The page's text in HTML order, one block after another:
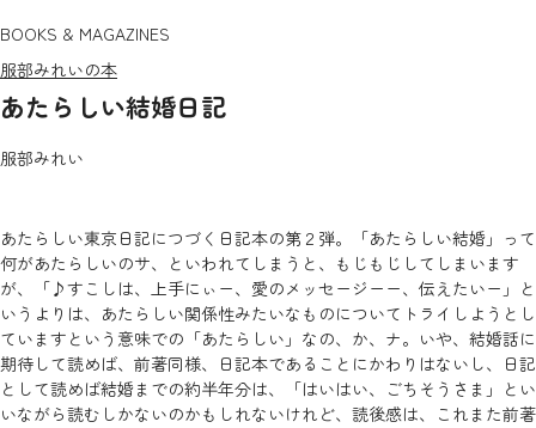
BOOKS & MAGAZINES
服部みれいの本
あたらしい結婚日記
服部みれい
あたらしい東京日記につづく日記本の第２弾。「あたらしい結婚」って
何があたらしいのサ、といわれてしまうと、もじもじしてしまいます
が、「♪すこしは、上手にぃー、愛のメッセージーー、伝えたいー」と
いうよりは、あたらしい関係性みたいなものについてトライしようとし
ていますという意味での「あたらしい」なの、か、ナ。いや、結婚話に
期待して読めば、前著同様、日記本であることにかわりはないし、日記
として読めば結婚までの約半年分は、「はいはい、ごちそうさま」とい
いながら読むしかないのかもしれないけれど、読後感は、これまた前著